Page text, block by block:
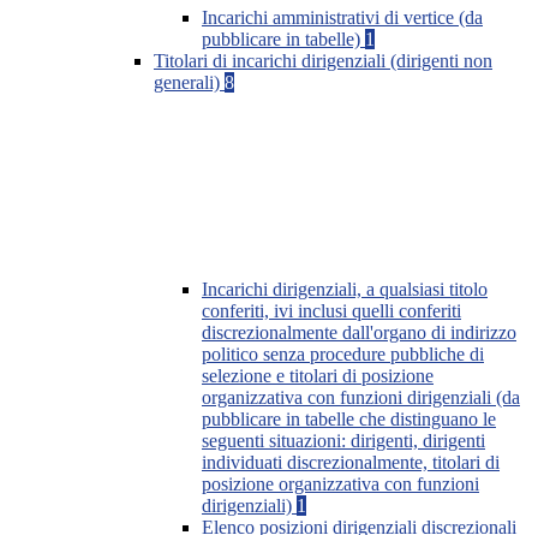
Incarichi amministrativi di vertice (da
pubblicare in tabelle) 1
Titolari di incarichi dirigenziali (dirigenti non
generali) 8
Incarichi dirigenziali, a qualsiasi titolo
conferiti, ivi inclusi quelli conferiti
discrezionalmente dall'organo di indirizzo
politico senza procedure pubbliche di
selezione e titolari di posizione
organizzativa con funzioni dirigenziali (da
pubblicare in tabelle che distinguano le
seguenti situazioni: dirigenti, dirigenti
individuati discrezionalmente, titolari di
posizione organizzativa con funzioni
dirigenziali) 1
Elenco posizioni dirigenziali discrezionali